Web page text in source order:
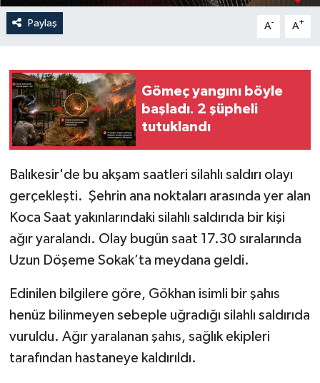
Paylaş A- A+
Gömeç yangını böyle
başladı. 2 şüpheli
tutuklandı
Balıkesir'de bu akşam saatleri silahlı saldırı olayı
gerçekleşti. Şehrin ana noktaları arasında yer alan
Koca Saat yakınlarındaki silahlı saldırıda bir kişi
ağır yaralandı. Olay bugün saat 17.30 sıralarında
Uzun Döşeme Sokak’ta meydana geldi.
Edinilen bilgilere göre, Gökhan isimli bir şahıs
henüz bilinmeyen sebeple uğradığı silahlı saldırıda
vuruldu. Ağır yaralanan şahıs, sağlık ekipleri
tarafından hastaneye kaldırıldı.